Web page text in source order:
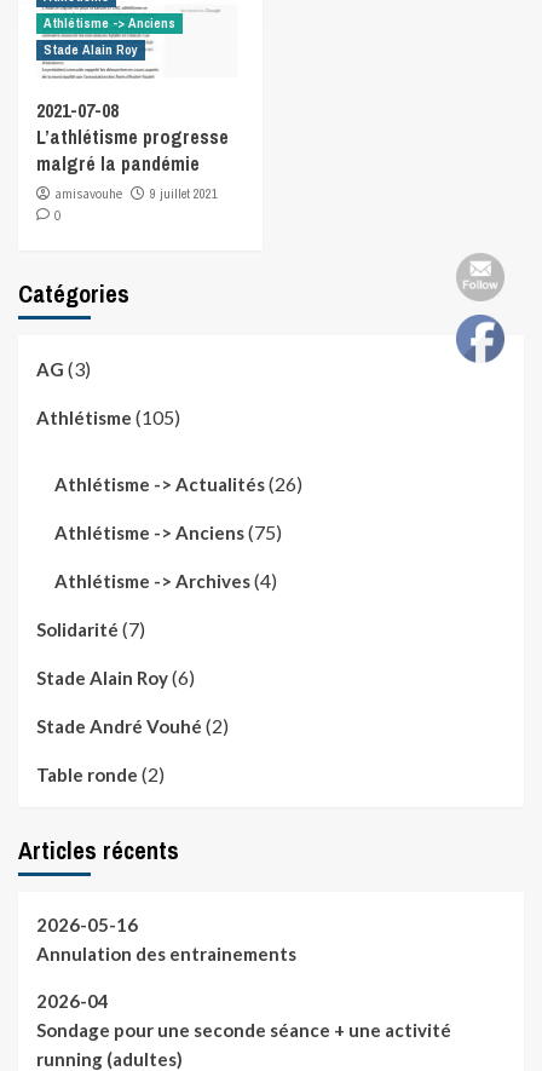
Athlétisme -> Anciens
Stade Alain Roy
2021-07-08
L’athlétisme progresse
malgré la pandémie
amisavouhe
9 juillet 2021
0
Catégories
AG (3)
Athlétisme (105)
Athlétisme -> Actualités(26)
Athlétisme -> Anciens(75)
Athlétisme -> Archives(4)
Solidarité (7)
Stade Alain Roy(6)
Stade André Vouhé (2)
Table ronde (2)
Articles récents
2026-05-16
Annulation des entrainements
2026-04
Sondage pour une seconde séance + une activité
running (adultes)